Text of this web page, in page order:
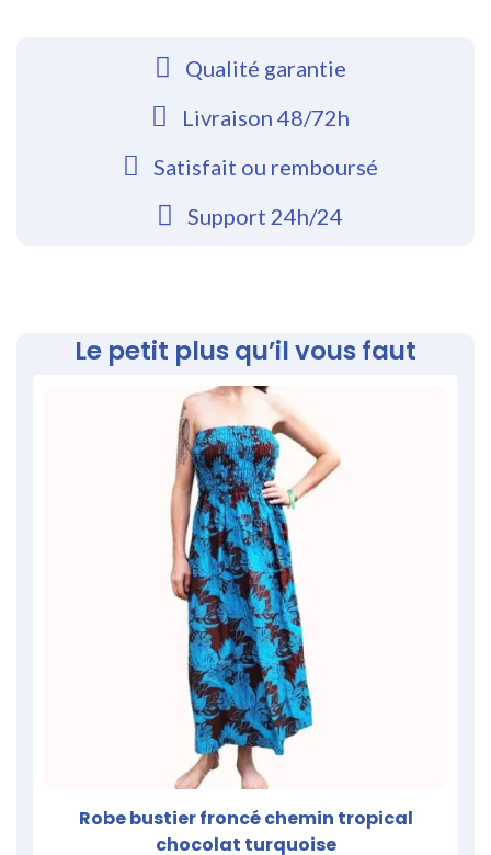
Qualité garantie
Livraison 48/72h
Satisfait ou remboursé
Support 24h/24
Le petit plus qu’il vous faut
Robe bustier froncé chemin tropical
chocolat turquoise